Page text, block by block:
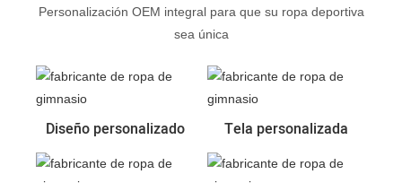
Personalización OEM integral para que su ropa deportiva
sea única
Diseño personalizado Tela personalizada